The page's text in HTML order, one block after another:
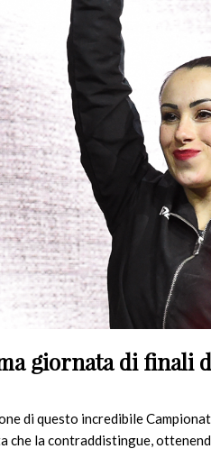
giornata di finali
di questo incredibile
che la contraddistingue,